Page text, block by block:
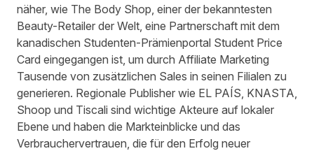
näher, wie The Body Shop , einer der bekanntesten
Beauty-Retailer der Welt, eine Partnerschaft mit dem
kanadischen Studenten-Prämienportal Student Price
Card eingegangen ist, um durch Affiliate Marketing
Tausende von zusätzlichen Sales in seinen Filialen zu
generieren. Regionale Publisher wie EL PAÍS KNASTA
Shoop und Tiscali sind wichtige Akteure auf lokaler
Ebene und haben die Markteinblicke und das
Verbrauchervertrauen, die für den Erfolg neuer